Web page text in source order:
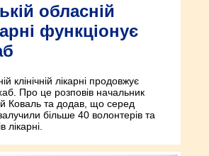
обласній
функціонує
клінічній лікарні продовжує
Про це розповів начальник
Коваль та додав, що серед
більше 40 волонтерів та